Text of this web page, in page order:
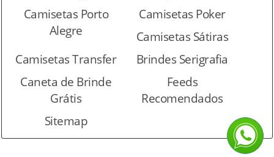
Camisetas Porto
Alegre
Camisetas Poker
Camisetas Sátiras
Camisetas Transfer
Brindes Serigrafia
Caneta de Brinde
Grátis
Feeds
Recomendados
Sitemap